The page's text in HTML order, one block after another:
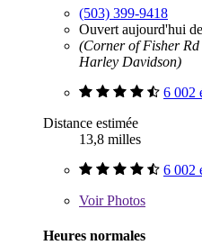
(503) 399-9418
Ouvert aujourd'hui
(Corner of Fisher Rd
Harley Davidson)
6 002
Distance estimée
13,8 milles
6 002
VoirPhotos
Heures normales